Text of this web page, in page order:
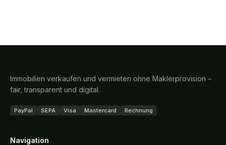
Immobilien verkaufen und vermieten ohne Maklerprovision –
fair, transparent und digital.
PayPal SEPA Visa Mastercard Rechnung
Navigation